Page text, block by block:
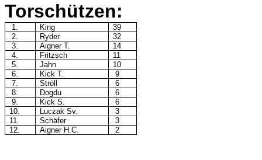
Torschützen:
1. King
39
2.
Ryder
32
3.
Aigner T.
14
4.
Fritzsch
11
5.
Jahn
10
6.
Kick T.
9
7.
Ströll
6
8.
Dogdu
6
9.
Kick S.
6
10.
Luczak Sv.
3
11.
Schäfer
3
12.
Aigner H.C. 2